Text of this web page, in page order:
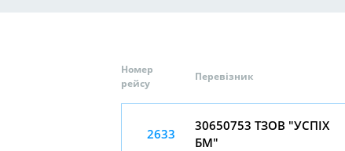
Номер
рейсу
Перевізник
2633
30650753 ТЗОВ "УСПІХ
БМ"